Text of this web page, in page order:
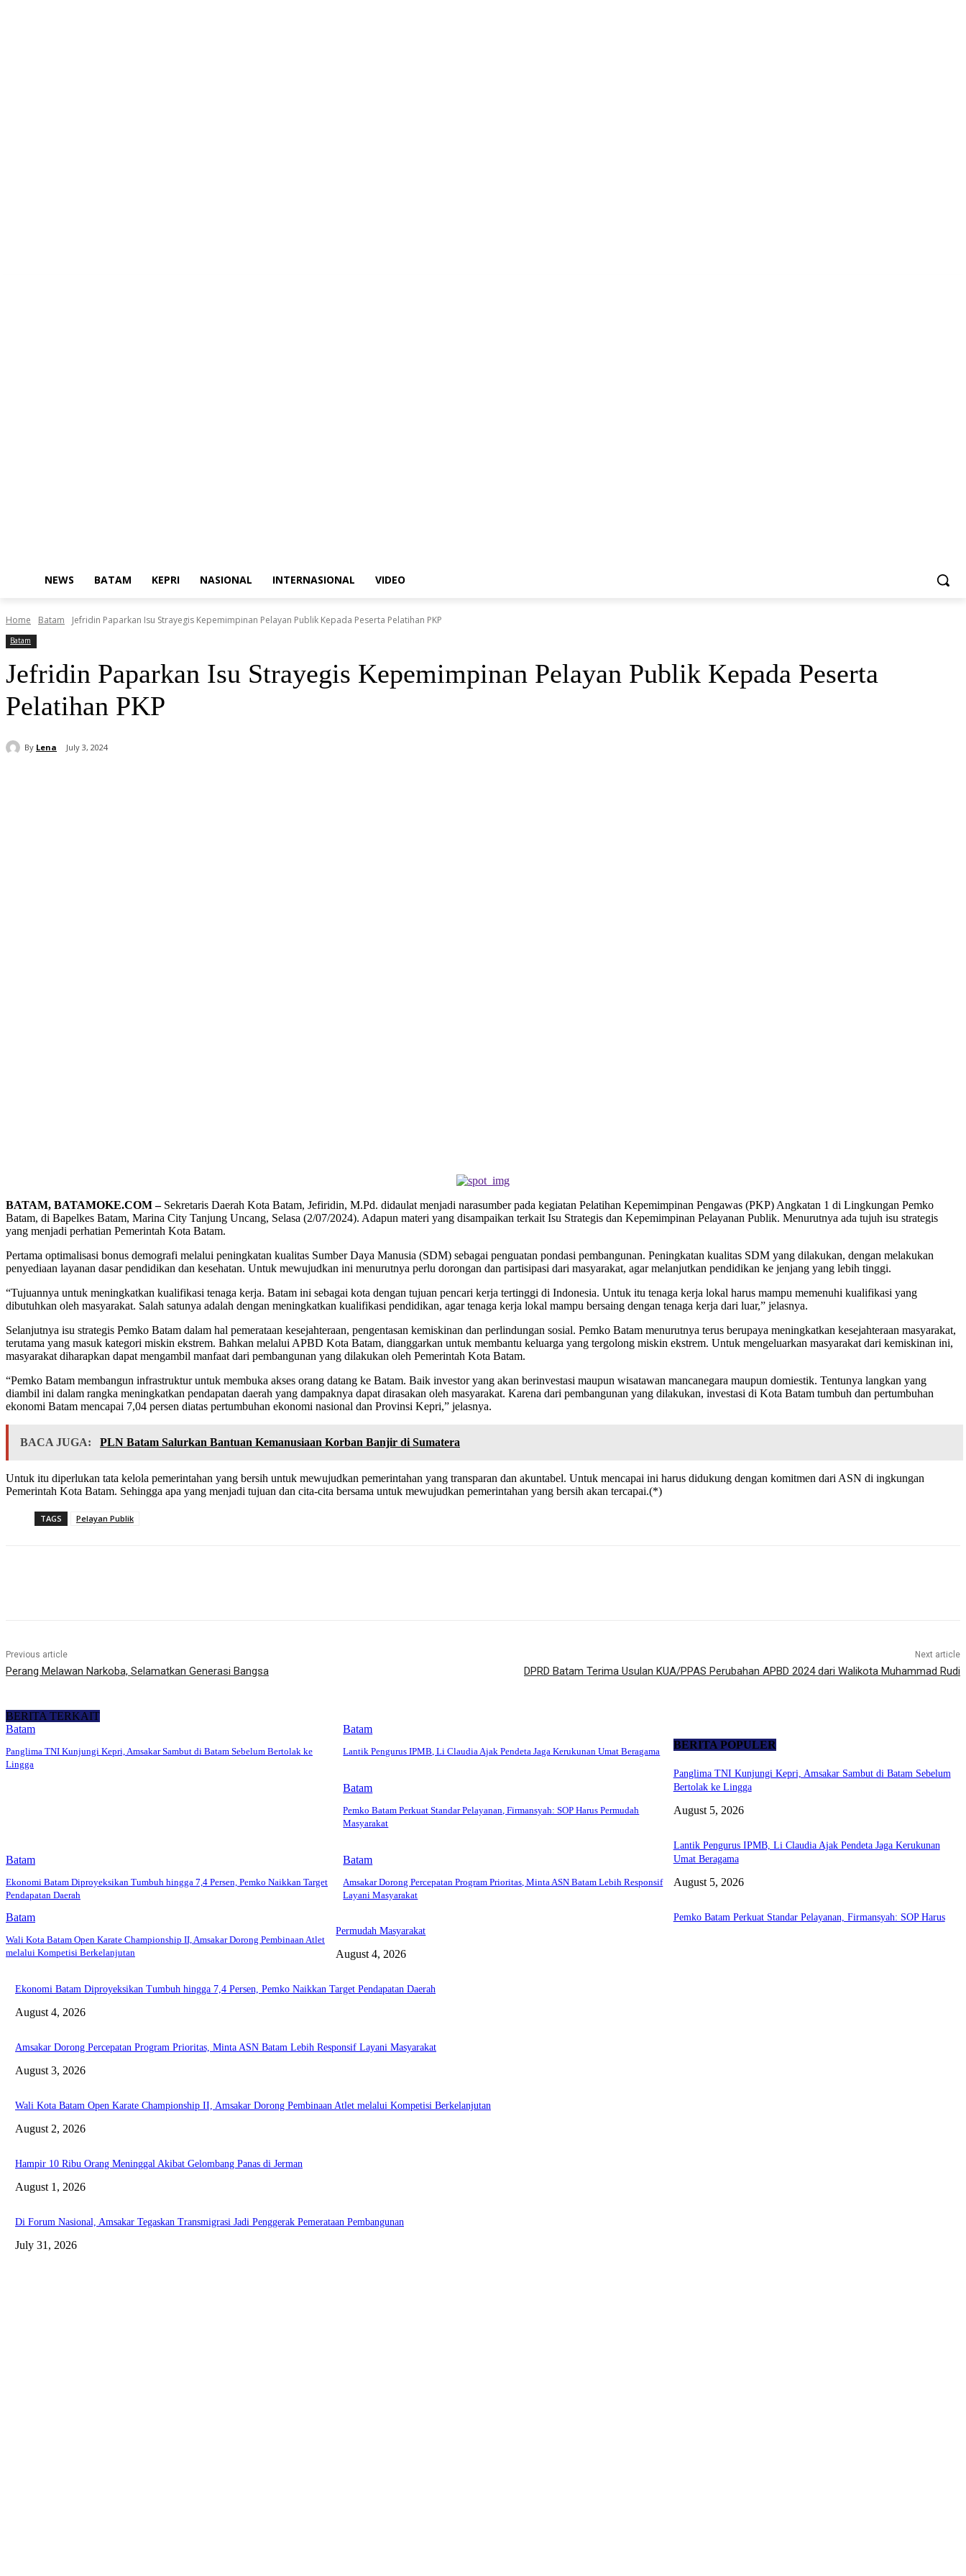
NEWS BATAM KEPRI NASIONAL INTERNASIONAL VIDEO
Home Batam Jefridin Paparkan Isu Strayegis Kepemimpinan Pelayan Publik Kepada Peserta Pelatihan PKP
Batam
Jefridin Paparkan Isu Strayegis Kepemimpinan Pelayan Publik Kepada Peserta
Pelatihan PKP
By Lena July 3, 2024
BATAM, BATAMOKE.COM –Sekretaris Daerah Kota Batam, Jefiridin, M.Pd. didaulat menjadi narasumber pada kegiatan Pelatihan Kepemimpinan Pengawas (PKP) Angkatan 1 di Lingkungan Pemko
Batam, di Bapelkes Batam, Marina City Tanjung Uncang, Selasa (2/07/2024). Adapun materi yang disampaikan terkait Isu Strategis dan Kepemimpinan Pelayanan Publik. Menurutnya ada tujuh isu strategis
yang menjadi perhatian Pemerintah Kota Batam.
Pertama optimalisasi bonus demografi melalui peningkatan kualitas Sumber Daya Manusia (SDM) sebagai penguatan pondasi pembangunan. Peningkatan kualitas SDM yang dilakukan, dengan melakukan
penyediaan layanan dasar pendidikan dan kesehatan. Untuk mewujudkan ini menurutnya perlu dorongan dan partisipasi dari masyarakat, agar melanjutkan pendidikan ke jenjang yang lebih tinggi.
“Tujuannya untuk meningkatkan kualifikasi tenaga kerja. Batam ini sebagai kota dengan tujuan pencari kerja tertinggi di Indonesia. Untuk itu tenaga kerja lokal harus mampu memenuhi kualifikasi yang
dibutuhkan oleh masyarakat. Salah satunya adalah dengan meningkatkan kualifikasi pendidikan, agar tenaga kerja lokal mampu bersaing dengan tenaga kerja dari luar,” jelasnya.
Selanjutnya isu strategis Pemko Batam dalam hal pemerataan kesejahteraan, pengentasan kemiskinan dan perlindungan sosial. Pemko Batam menurutnya terus berupaya meningkatkan kesejahteraan masyarakat,
terutama yang masuk kategori miskin ekstrem. Bahkan melalui APBD Kota Batam, dianggarkan untuk membantu keluarga yang tergolong miskin ekstrem. Untuk mengeluarkan masyarakat dari kemiskinan ini,
masyarakat diharapkan dapat mengambil manfaat dari pembangunan yang dilakukan oleh Pemerintah Kota Batam.
“Pemko Batam membangun infrastruktur untuk membuka akses orang datang ke Batam. Baik investor yang akan berinvestasi maupun wisatawan mancanegara maupun domiestik. Tentunya langkan yang
diambil ini dalam rangka meningkatkan pendapatan daerah yang dampaknya dapat dirasakan oleh masyarakat. Karena dari pembangunan yang dilakukan, investasi di Kota Batam tumbuh dan pertumbuhan
ekonomi Batam mencapai 7,04 persen diatas pertumbuhan ekonomi nasional dan Provinsi Kepri,” jelasnya.
BACA JUGA: PLN Batam Salurkan Bantuan Kemanusiaan Korban Banjir di Sumatera
Untuk itu diperlukan tata kelola pemerintahan yang bersih untuk mewujudkan pemerintahan yang transparan dan akuntabel. Untuk mencapai ini harus didukung dengan komitmen dari ASN di ingkungan
Pemerintah Kota Batam. Sehingga apa yang menjadi tujuan dan cita-cita bersama untuk mewujudkan pemerintahan yang bersih akan tercapai.(*)
TAGS Pelayan Publik
Previous article
Perang Melawan Narkoba, Selamatkan Generasi Bangsa
Next article
DPRD Batam Terima Usulan KUA/PPAS Perubahan APBD 2024 dari Walikota Muhammad Rudi
BERITA TERKAIT
Batam
Panglima TNI Kunjungi Kepri, Amsakar Sambut di Batam Sebelum Bertolak ke
Lingga
Batam
Lantik Pengurus IPMB, Li Claudia Ajak Pendeta Jaga Kerukunan Umat Beragama
Batam
Pemko Batam Perkuat Standar Pelayanan, Firmansyah: SOP Harus Permudah
Masyarakat
Batam
Ekonomi Batam Diproyeksikan Tumbuh hingga 7,4 Persen, Pemko Naikkan Target
Pendapatan Daerah
Batam
Amsakar Dorong Percepatan Program Prioritas, Minta ASN Batam Lebih Responsif
Layani Masyarakat
Batam
Wali Kota Batam Open Karate Championship II, Amsakar Dorong Pembinaan Atlet
melalui Kompetisi Berkelanjutan
BERITA POPULER
Panglima TNI Kunjungi Kepri, Amsakar Sambut di Batam Sebelum
Bertolak ke Lingga
August 5, 2026
Lantik Pengurus IPMB, Li Claudia Ajak Pendeta Jaga Kerukunan
Umat Beragama
August 5, 2026
Pemko Batam Perkuat Standar Pelayanan, Firmansyah: SOP Harus
Permudah Masyarakat
August 4, 2026
Ekonomi Batam Diproyeksikan Tumbuh hingga 7,4 Persen, Pemko Naikkan Target Pendapatan Daerah
August 4, 2026
Amsakar Dorong Percepatan Program Prioritas, Minta ASN Batam Lebih Responsif Layani Masyarakat
August 3, 2026
Wali Kota Batam Open Karate Championship II, Amsakar Dorong Pembinaan Atlet melalui Kompetisi Berkelanjutan
August 2, 2026
Hampir 10 Ribu Orang Meninggal Akibat Gelombang Panas di Jerman
August 1, 2026
Di Forum Nasional, Amsakar Tegaskan Transmigrasi Jadi Penggerak Pemerataan Pembangunan
July 31, 2026